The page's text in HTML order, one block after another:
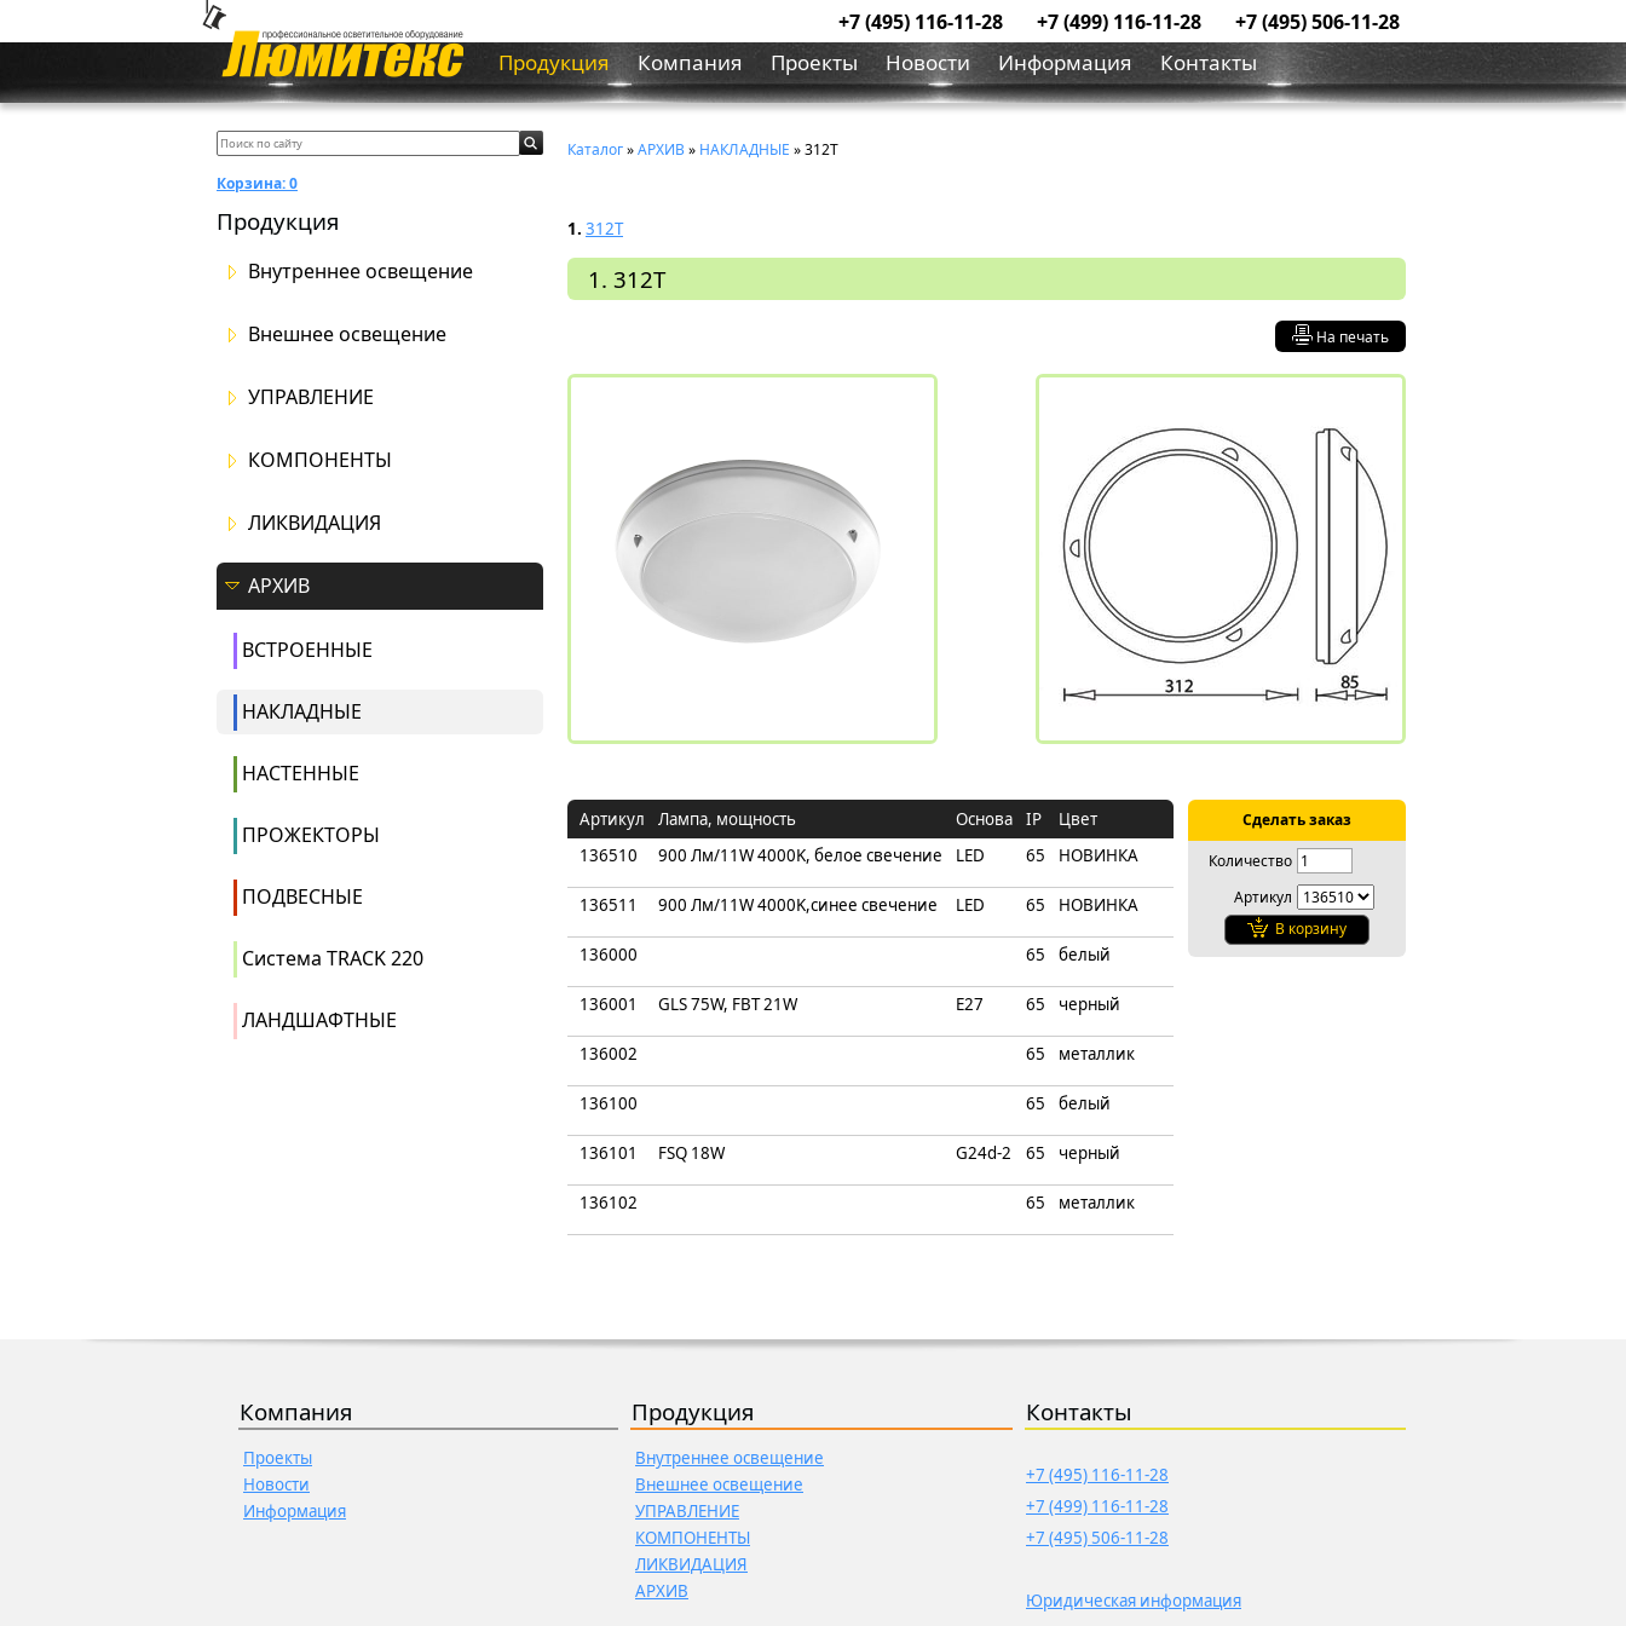
+7 (495) 116-11-28 +7 (499) 116-11-28 +7 (495) 506-11-28
Продукция Компания Проекты Новости Информация Контакты
Корзина:0
Продукция
Внутреннее освещение
Внешнее освещение
УПРАВЛЕНИЕ
КОМПОНЕНТЫ
ЛИКВИДАЦИЯ
АРХИВ
ВСТРОЕННЫЕ
НАКЛАДНЫЕ
НАСТЕННЫЕ
ПРОЖЕКТОРЫ
ПОДВЕСНЫЕ
Система TRACK 220
ЛАНДШАФТНЫЕ
Каталог»АРХИВ» НАКЛАДНЫЕ » 312T
1. 312T
1. 312T
На печать
Артикул Лампа, мощность Основа IP
Цвет
136510
900 Лм/11W 4000K, белое свечение LED 65 НОВИНКА
136511 900 Лм/11W 4000K,синее свечение LED 65 НОВИНКА
136000 65 белый
136001 GLS 75W, FBT 21W E27 65 черный
136002 65 металлик
136100 65 белый
136101 FSQ 18W G24d-2 65 черный
136102 65 металлик
Сделать заказ
Количество
Артикул
В корзину
Компания Продукция Контакты
Проекты
Новости
Информация
Внутреннее освещение
Внешнее освещение
УПРАВЛЕНИЕ
КОМПОНЕНТЫ
ЛИКВИДАЦИЯ
АРХИВ
+7 (495) 116-11-28
+7 (499) 116-11-28
+7 (495) 506-11-28
Юридическая информация